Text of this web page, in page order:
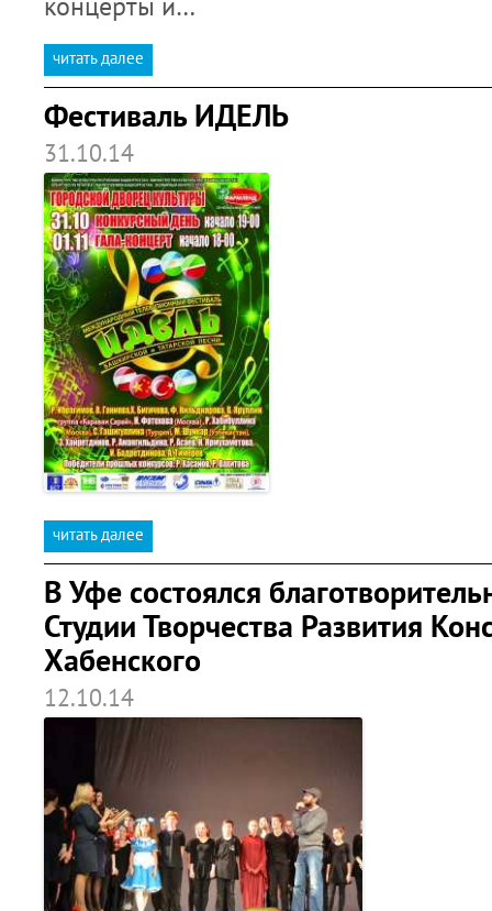
читать далее
Фестиваль ИДЕЛЬ
31.10.14
читать далее
В Уфе состоялся
Студии Творчества Развития
Хабенского
12.10.14